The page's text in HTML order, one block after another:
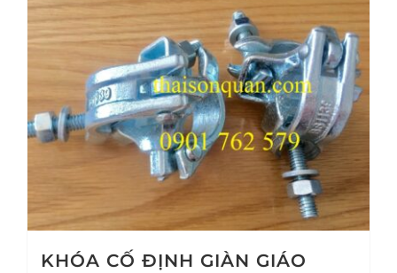
KHÓA CỐ ĐỊNH GIÀN GIÁO